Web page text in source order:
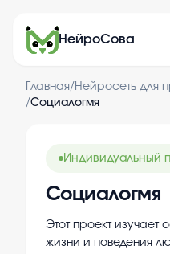
НейроСова
Главная/ Нейросеть для
/Социалогмя
Индивидуальный
Социалогмя
Этот проект изучает
жизни и поведения